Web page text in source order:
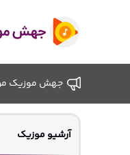
جهش موزیک
آرشیو موزیک